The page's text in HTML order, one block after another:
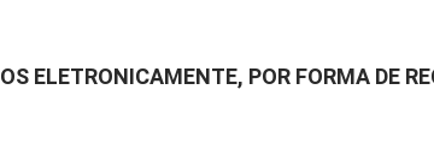
ELETRONICAMENTE, POR FORMA DE